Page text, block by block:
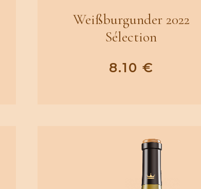
Weißburgunder 2022
Sélection
8.10 €